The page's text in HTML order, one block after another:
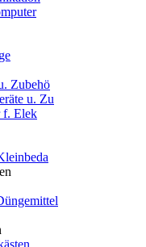
Zubehö
u. Zu
f. Elek